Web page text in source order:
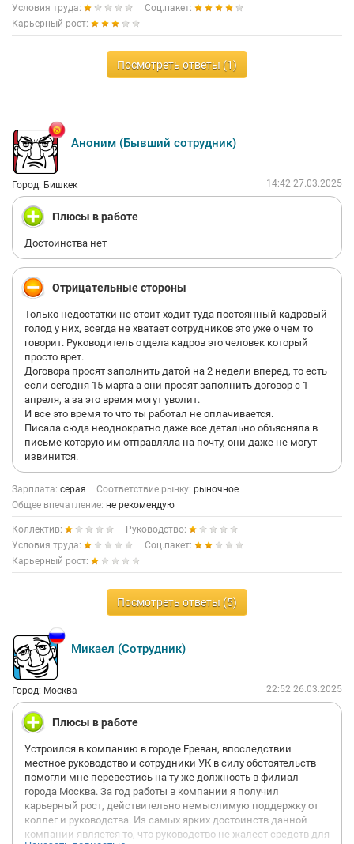
5. Зарплата напрямую зависит от выполнения невозможно
неподъемного плана продаж, когда ты новый сотрудник. Всю
базу уже прозвонили до тебя по 5+ раз. Старые клиенты в
свою очередь недовольны качеством рекламы и бесконечно
повышающейся ценой.
6. Отсутствие регламентов по работе. Или наличие
парковкой у офисного здания.
8. Токсичный коллектив, как среди руководителей групп
продаж, так и среди менеджеров с опытом. Не все, но многие
будут в случае непонятной ситуации токсичить и орать на
тебя, чем спокойно объяснят, в чем проблема, как делать
нужно, а как - нет.
9. Корпоративная культура - кроме корпоративов, ничего
более в этом филиале нет. Многие конкурсы, которые
обсуждению только в негативном плане - это грустно.
Почему это не делается за счет компании?
11. Состояние офиса. Вроде новый офис в приличном здании,
Из-за чего процесс работы затрудняется. Вопросы с
состоянием офиса решаются очень медленно.
12. К токсичному коллективу, сюда же - гомофобная и
сексистская среда с тупыми шутками в коллективе.
Чувствуешь себя очень неприятно, когда случайный
менеджер называет клиента "%удалено%" или "желает, чтобы
эта сука сдохла", только потому что женщина, ответственная
за рекламу в компании, не желает размещаться в данном
сервисе. Уши загнулись за время работы в данном офисе,
наушники не спасли. Причем друг друга тоже обзывают по
всякому, что парни, что девушки. Так может все дело в вас, а
По факту, вся ваша работа после прохождения обучения
состоит из холодных звонков. Выполняете планы - молодцы,
держите деньгу. Не выполняете - сидите на окладе (для
Владивостока это чуть ли не прожиточный минимум, а не
оклад). Из-за текучки персонала, в том числе
административного, приходится и двери клиенту самому
бегать открывать, и по сто раз задавать вопросы насчет
технической части работы. Люди здесь работают отчасти
странные, молодых специалистов, заряженных и со свежим
взглядом не так много.
Условия труда:
Соц.пакет:
Карьерный рост:
Посмотреть ответы (1)
Аноним (Бывший сотрудник)
Город: Бишкек 14:42 27.03.2025
Плюсы в работе
Достоинства нет
Отрицательные стороны
Только недостатки не стоит ходит туда постоянный кадровый
голод у них, всегда не хватает сотрудников это уже о чем то
говорит. Руководитель отдела кадров это человек который
просто врет.
Договора просят заполнить датой на 2 недели вперед, то есть
если сегодня 15 марта а они просят заполнить договор с 1
апреля, а за это время могут уволит.
И все это время то что ты работал не оплачивается.
Писала сюда неоднократно даже все детально объясняла в
письме которую им отправляла на почту, они даже не могут
извинится.
Зарплата: серая Соответствие рынку: рыночное
Общее впечатление: не рекомендую
Коллектив:
Руководство:
Условия труда:
Соц.пакет:
Карьерный рост:
Посмотреть ответы (5)
Микаел (Сотрудник)
Город: Москва 22:52 26.03.2025
Плюсы в работе
Устроился в компанию в городе Ереван, впоследствии
местное руководство и сотрудники УК в силу обстоятельств
помогли мне перевестись на ту же должность в филиал
города Москва. За год работы в компании я получил
карьерный рост, действительно немыслимую поддержку от
коллег и руководства. Из самых ярких достоинств данной
компании является то, что руководство не жалеет средств для